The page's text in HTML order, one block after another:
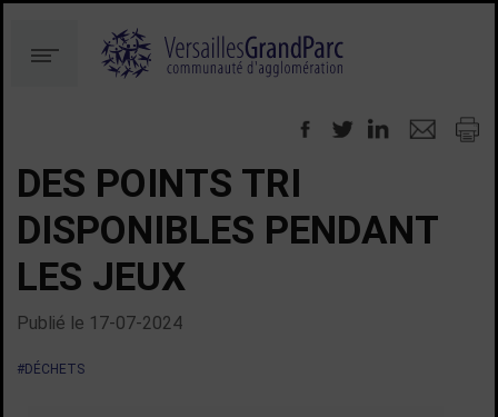
au
contenu
à
Menu
DES POINTS TRI
DISPONIBLES PENDANT
LES JEUX
Publié le 17-07-2024
#DÉCHETS